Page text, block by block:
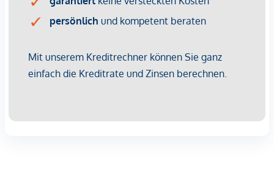
Gesundheit
Arzt <500m
Klinik <500m
Krankenhaus <1.250m